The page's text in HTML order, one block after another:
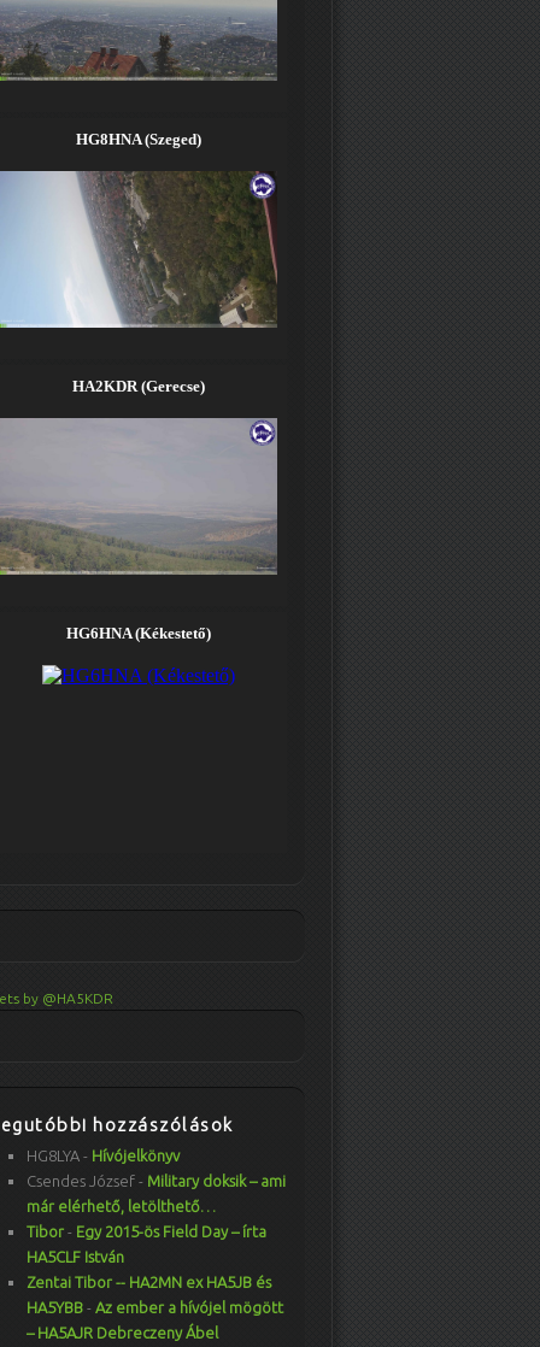
by @HA5KDR
hozzászólások
HG8LYA - Hívójelkönyv
Csendes József - Military doksik – ami
már elérhető, letölthető…
Tibor - Egy 2015-ös Field Day – írta
HA5CLF István
Zentai Tibor -- HA2MN ex HA5JB és
HA5YBB - Az ember a hívójel mögött
– HA5AJR Debreczeny Ábel